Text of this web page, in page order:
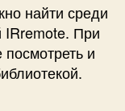
найти среди
IRremote. При
и